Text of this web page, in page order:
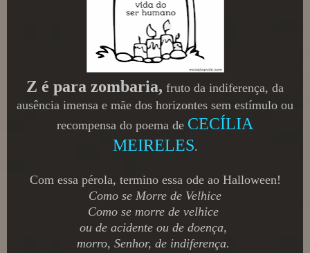
Z é para zombaria, fruto da indiferença, da
ausência imensa e mãe dos horizontes sem estímulo ou
recompensa do poema de CECÍLIA
MEIRELES.
Com essa pérola, termino essa ode ao Halloween!
Como se Morre de Velhice
Como se morre de velhice
ou de acidente ou de doença,
morro, Senhor, de indiferença.